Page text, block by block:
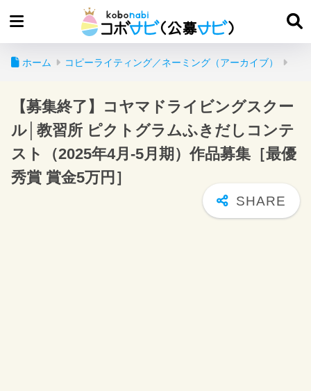
ホーム コピーライティング／ネーミング（アーカイブ）
【募集終了】コヤマドライビングスクー
ル│教習所 ピクトグラムふきだしコンテ
スト（2025年4月-5月期）作品募集［最優
秀賞 賞金5万円］